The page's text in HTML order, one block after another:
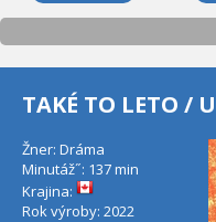
TAKÉ TO LETO /
Žner: Dráma
Minutáž˝: 137 min
Krajina:
Rok výroby: 2022